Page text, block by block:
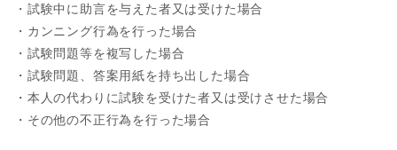
・試験中に助言を与えた者又は受けた場合
・カンニング行為を行った場合
・試験問題等を複写した場合
・試験問題、答案用紙を持ち出した場合
・本人の代わりに試験を受けた者又は受けさせた場合
・その他の不正行為を行った場合